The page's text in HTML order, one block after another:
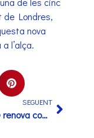
de Londres,
nova
l’alça.
SEGUENT
Finisher® renova com a Official Sponsor de nutrició i suplementació esportiva de la Zurich Marató Barcelona i la Hyundai Mitja Marató Barcelona by Brooks fins a l’any 2028